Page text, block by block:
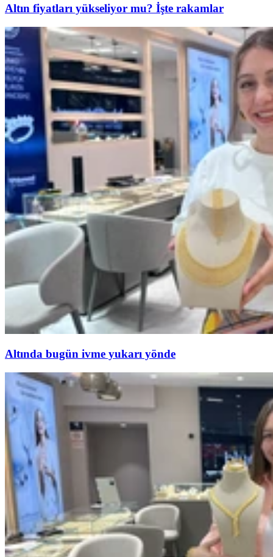
Altın fiyatları yükseliyor mu? İşte rakamlar
Altında bugün ivme yukarı yönde